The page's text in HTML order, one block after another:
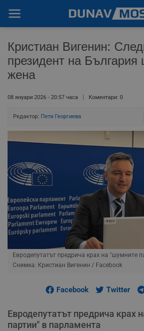
Кристиан Вигенин:
президент на
жена
08 януари 2026 - 20:57 часа Коментари: 0
Редактор: Петя Георгиева
Евродепутатът предрича крах на "шумните
Снимка: Кристиан Вигенин / Facebook
Facebook Twitter
Евродепутатът предрича крах
партии" в парламента